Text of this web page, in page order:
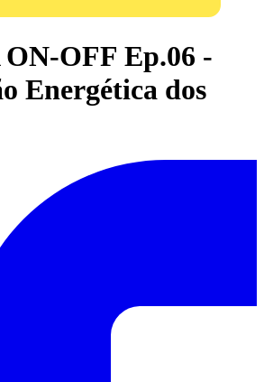
OFF Ep.06 -
Energética dos